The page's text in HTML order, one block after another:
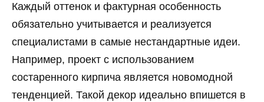
Каждый оттенок и фактурная особенность
обязательно учитывается и реализуется
специалистами в самые нестандартные идеи.
Например, проект с использованием
состаренного кирпича является новомодной
тенденцией. Такой декор идеально впишется в